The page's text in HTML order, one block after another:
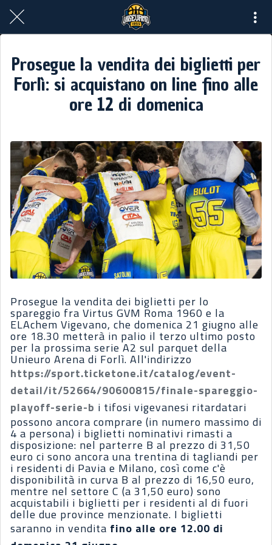
Prosegue la vendita dei biglietti per
Forlì: si acquistano on line fino alle
ore 12 di domenica
Prosegue la vendita dei biglietti per lo
spareggio fra Virtus GVM Roma 1960 e la
ELAchem Vigevano, che domenica 21 giugno alle
ore 18.30 metterà in palio il terzo ultimo posto
per la prossima serie A2 sul parquet della
Unieuro Arena di Forlì. All'indirizzo
https://sport.ticketone.it/catalog/event-
detail/it/52664/90600815/finale-spareggio-
playoff-serie-b i tifosi vigevanesi ritardatari
possono ancora comprare (in numero massimo di
4 a persona) i biglietti nominativi rimasti a
disposizione: nel parterre B al prezzo di 31,50
euro ci sono ancora una trentina di tagliandi per
i residenti di Pavia e Milano, così come c'è
disponibilità in curva B al prezzo di 16,50 euro,
mentre nel settore C (a 31,50 euro) sono
acquistabili i biglietti per i residenti al di fuori
delle due province menzionate. I biglietti
saranno in vendita fino alle ore 12.00 di